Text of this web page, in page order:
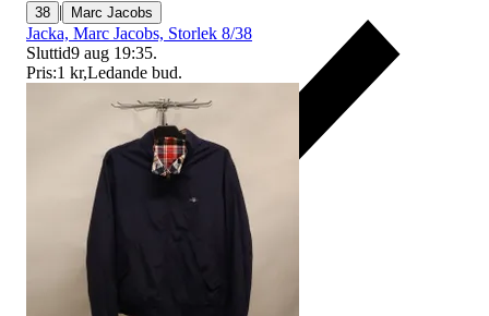
38 | Marc Jacobs
Jacka, Marc Jacobs, Storlek 8/38
Sluttid9 aug 19:35.
Pris:1 kr,Ledande bud.